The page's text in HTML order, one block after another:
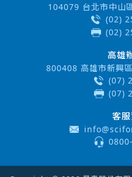
104079 台北市中山
(02)
(02)
高雄
800408 高雄市新興
(07)
(07)
客